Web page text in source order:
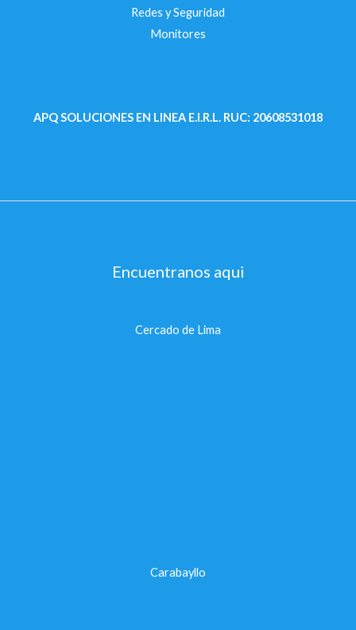
Redes y Seguridad
Monitores
APQ SOLUCIONES EN LINEA E.I.R.L. RUC: 20608531018
Encuentranos aqui
Cercado de Lima
Carabayllo